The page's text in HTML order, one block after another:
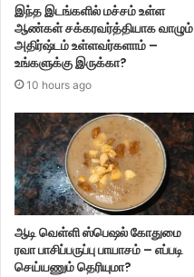
இந்த இடங்களில் மச்சம் உள்ள
ஆண்கள் சக்கரவர்த்தியாக வாழும்
அதிர்ஷ்டம் உள்ளவர்களாம் –
உங்களுக்கு இருக்கா?
10 hours ago
ஆடி வெள்ளி ஸ்பெஷல் கோதுமை
ரவா பாசிப்பருப்பு பாயாசம் – எப்படி
செய்யணும் தெரியுமா?